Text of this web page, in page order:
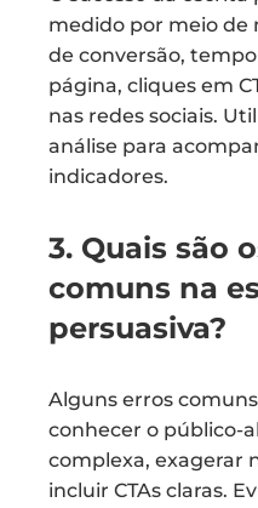
medido por meio de
de conversão,
página, cliques em
nas redes sociais.
análise para
indicadores.
3. Quais são
comuns na
persuasiva?
Alguns erros
conhecer o público-
complexa, exagerar
incluir CTAs claras.